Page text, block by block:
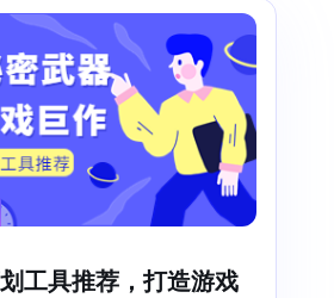
工具推荐，打造游戏